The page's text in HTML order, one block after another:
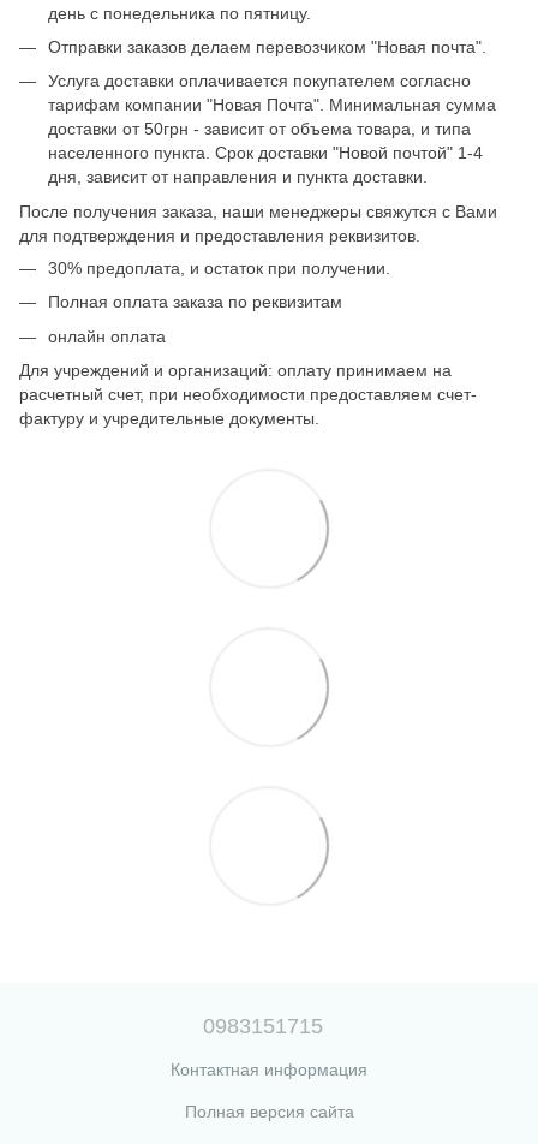
день с понедельника по пятницу.
Отправки заказов делаем перевозчиком "Новая почта".
Услуга доставки оплачивается покупателем согласно
тарифам компании "Новая Почта". Минимальная сумма
доставки от 50грн - зависит от объема товара, и типа
населенного пункта. Срок доставки "Новой почтой" 1-4
дня, зависит от направления и пункта доставки.
После получения заказа, наши менеджеры свяжутся с Вами
для подтверждения и предоставления реквизитов.
30% предоплата, и остаток при получении.
Полная оплата заказа по реквизитам
онлайн оплата
Для учреждений и организаций: оплату принимаем на
расчетный счет, при необходимости предоставляем счет-
фактуру и учредительные документы.
0983151715
Контактная информация
Полная версия сайта